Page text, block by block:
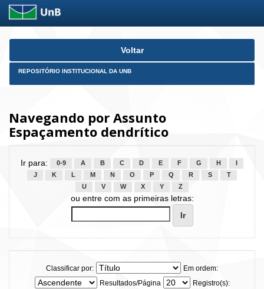
Skip
Voltar
REPOSITÓRIO INSTITUCIONAL DA UNB
Navegando por Assunto
Espaçamento dendrítico
Ir para: 0-9 A B C D E F G H
J
K L M N O P Q R S
T
U
V W X Y Z
ou entre com as primeiras letras:
Classificar por:
Em ordem:
Resultados/Página
Registro(s):